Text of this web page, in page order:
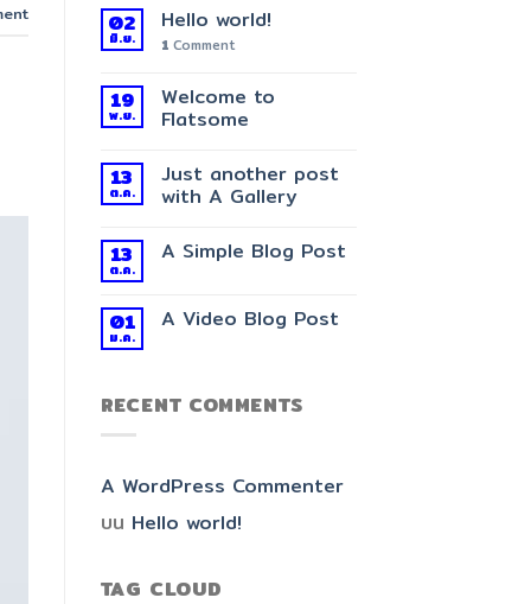
02
มิ.ย.
Hello world!
1Comment
19
พ.ย.
Welcome to
Flatsome
13
ต.ค.
Just another post
with A Gallery
13
ต.ค.
A Simple Blog Post
01
ม.ค.
A Video Blog Post
RECENT COMMENTS
A WordPress Commenter
บน Hello world!
TAG CLOUD